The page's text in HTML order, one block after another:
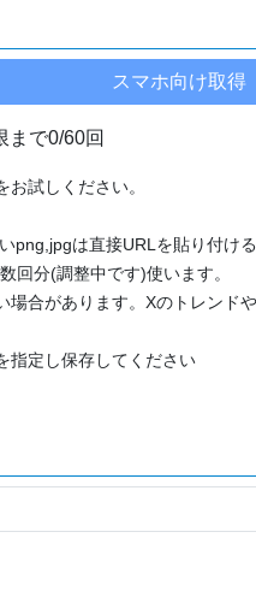
まで0/60回
試しください。
png,jpgは直接URLを貼り付け
回分(調整中です)使います。
合があります。Xのトレンド
指定し保存してください